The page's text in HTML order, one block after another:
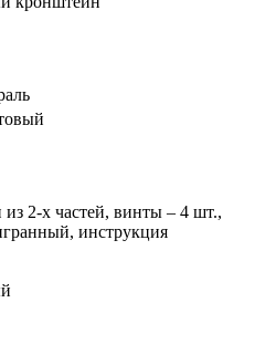
2-х частей, винты – 4 шт.,
инструкция